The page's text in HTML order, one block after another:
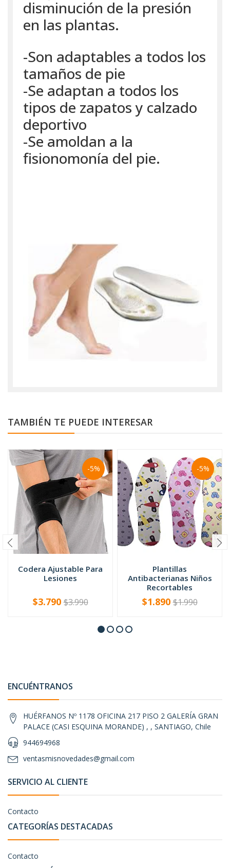
disminución de la presión
en las plantas.
-Son adaptables a todos los
tamaños de pie
-Se adaptan a todos los
tipos de zapatos y calzado
deportivo
-Se amoldan a la
fisionomonía del pie.
TAMBIÉN TE PUEDE INTERESAR
-5%
Codera Ajustable Para
Lesiones
+
$3.790$3.990
-5%
Plantillas
Antibacterianas Niños
Recortables
+
$1.890$1.990
ENCUÉNTRANOS
HUÉRFANOS Nº 1178 OFICINA 217 PISO 2 GALERÍA GRAN
PALACE (CASI ESQUINA MORANDE) , , SANTIAGO, Chile
944694968
ventasmisnovedades@gmail.com
SERVICIO AL CLIENTE
Contacto
CATEGORÍAS DESTACADAS
Contacto